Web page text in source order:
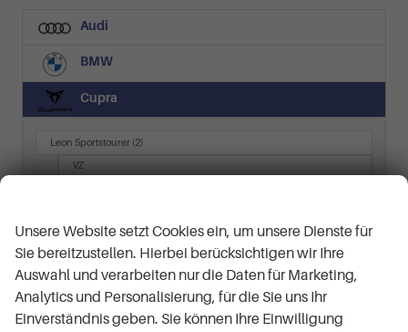
Audi
BMW
Cupra
Leon Sportstourer (2)
VZ
VZ 2.0 TSI
VZ 2.0 TSI 195 kW (265 PS) 7-Gang DSG 4Drive
VZ 2.0 TSI 7-Gang-DSG 4Drive
Dacia
Unsere Website setzt Cookies ein, um unsere Dienste für
Sie bereitzustellen. Hierbei berücksichtigen wir Ihre
Auswahl und verarbeiten nur die Daten für Marketing,
Analytics und Personalisierung, für die Sie uns Ihr
Einverständnis geben. Sie können Ihre Einwilligung